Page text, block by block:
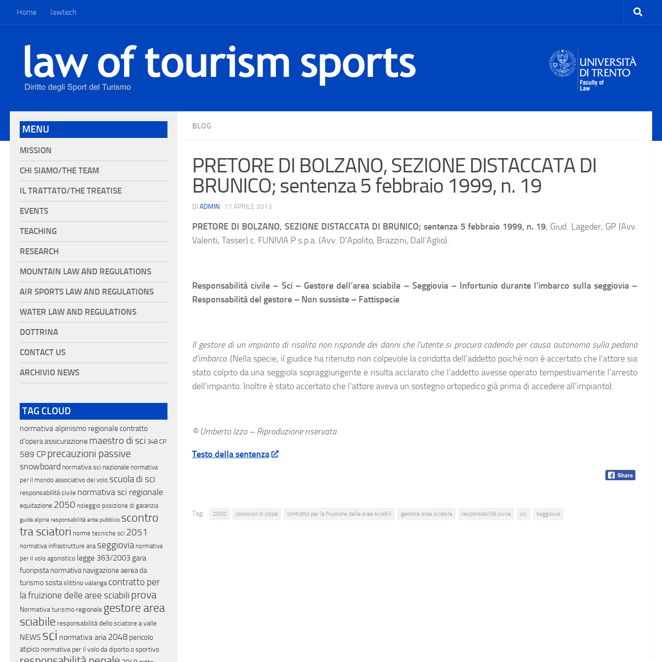
Home lawtech
BLOG
PRETORE DI BOLZANO, SEZIONE DISTACCATA DI
BRUNICO; sentenza 5 febbraio 1999, n. 19
DI ADMIN · 17 APRILE 2013
PRETORE DI BOLZANO, SEZIONE DISTACCATA DI BRUNICO; sentenza 5 febbraio 1999, n. 19; Giud. Lageder; GP (Avv.
Valenti, Tasser) c. FUNIVIA P s.p.a. (Avv. D’Apolito, Brazzini, Dall’Aglio).
Responsabilità civile – Sci – Gestore dell’area sciabile – Seggiovia – Infortunio durante l’imbarco sulla seggiovia –
Responsabilità del gestore – Non sussiste – Fattispecie
Il gestore di un impianto di risalita non risponde dei danni che l’utente si procura cadendo per causa autonoma sulla pedana
d’imbarco. (Nella specie, il giudice ha ritenuto non colpevole la condotta dell’addetto poiché non è accertato che l’attore sia
stato colpito da una seggiola sopraggiungente e risulta acclarato che l’addetto avesse operato tempestivamente l’arresto
dell’impianto. Inoltre è stato accertato che l’attore aveva un sostegno ortopedico già prima di accedere all’impianto).
© Umberto Izzo – Riproduzione riservata
Testo della sentenza
Tag: 2050 concorso di colpa contratto per la fruizione delle aree sciabili gestore area sciabile responsabilità civile sci seggiovia
MENU
MISSION
CHI SIAMO/THE TEAM
IL TRATTATO/THE TREATISE
EVENTS
TEACHING
RESEARCH
MOUNTAIN LAW AND REGULATIONS
AIR SPORTS LAW AND REGULATIONS
WATER LAW AND REGULATIONS
DOTTRINA
CONTACT US
ARCHIVIO NEWS
TAG CLOUD
normativa alpinismo regionalecontratto
d'operaassicurazione maestro di sci 348 CP
589 CP precauzioni passive
snowboard normativa sci nazionale normativa
per il mondo associativo del volo scuola di sci
responsabilitá civile normativa sci regionale
equitazione 2050 noleggio posizione di garanzia
guida alpina responsabilità ente pubblico scontro
tra sciatori norme tecniche sci 2051
normativa infrastrutture aria seggiovia normativa
per il volo agonistico legge 363/2003 gara
fuoripista normativa navigazione aerea da
turismo sostaslittinovalanga contratto per
la fruizione delle aree sciabili prova
Normativa turismo regionale gestore area
sciabile responsabilità dello sciatore a valle
NEWS sci normativa aria 2048 pericolo
atipico normativa per il volo da diporto o sportivo